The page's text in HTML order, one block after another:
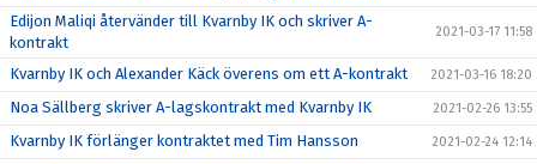
Edijon Maliqi återvänder till Kvarnby IK och skriver A-
kontrakt
2021-03-17 11:58
Kvarnby IK och Alexander Käck överens om ett A-kontrakt 2021-03-16 18:20
Noa Sällberg skriver A-lagskontrakt med Kvarnby IK 2021-02-26 13:55
Kvarnby IK förlänger kontraktet med Tim Hansson 2021-02-24 12:14